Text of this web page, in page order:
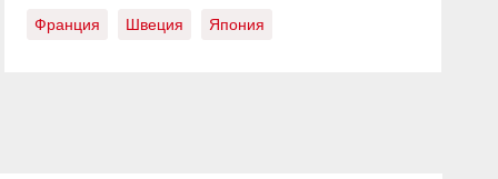
Франция Швеция Япония